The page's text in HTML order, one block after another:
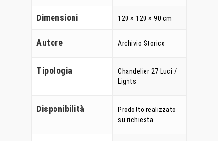
Dimensioni 120 × 120 × 90 cm
Autore Archivio Storico
Tipologia
Chandelier 27 Luci /
Lights
Disponibilità
Prodotto realizzato
su richiesta.
Home
Chi Siamo